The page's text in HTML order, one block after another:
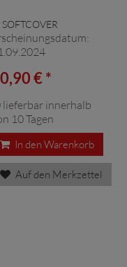
SOFTCOVER
€ *
lieferbar innerhalb
10 Tagen
In den Warenkorb
Auf den Merkzettel